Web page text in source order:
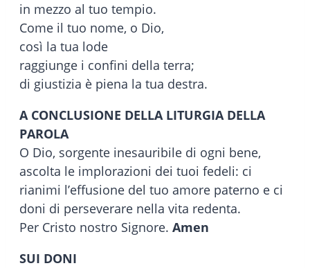
in mezzo al tuo tempio.
Come il tuo nome, o Dio,
così la tua lode
raggiunge i confini della terra;
di giustizia è piena la tua destra.
A CONCLUSIONE DELLA LITURGIA DELLA
PAROLA
O Dio, sorgente inesauribile di ogni bene,
ascolta le implorazioni dei tuoi fedeli: ci
rianimi l’effusione del tuo amore paterno e ci
doni di perseverare nella vita redenta.
Per Cristo nostro Signore. Amen
SUI DONI